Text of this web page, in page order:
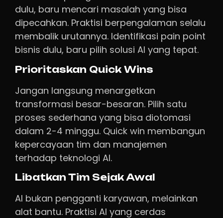
dulu, baru mencari masalah yang bisa
dipecahkan. Praktisi berpengalaman selalu
membalik urutannya. Identifikasi pain point
bisnis dulu, baru pilih solusi AI yang tepat.
Prioritaskan Quick Wins
Jangan langsung menargetkan
transformasi besar-besaran. Pilih satu
proses sederhana yang bisa diotomasi
dalam 2-4 minggu. Quick win membangun
kepercayaan tim dan manajemen
terhadap teknologi AI.
Libatkan Tim Sejak Awal
AI bukan pengganti karyawan, melainkan
alat bantu. Praktisi AI yang cerdas